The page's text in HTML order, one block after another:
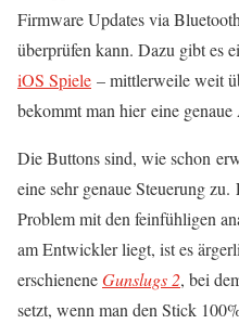
Firmware Updates via
überprüfen kann. Dazu gibt es
iOS Spiele – mittlerweile weit
bekommt man hier eine
Die Buttons sind, wie schon
eine sehr genaue Steuerung
Problem mit den feinfühligen
am Entwickler liegt, ist es
erschieneneGunslugs 2, bei
setzt, wenn man den Stick